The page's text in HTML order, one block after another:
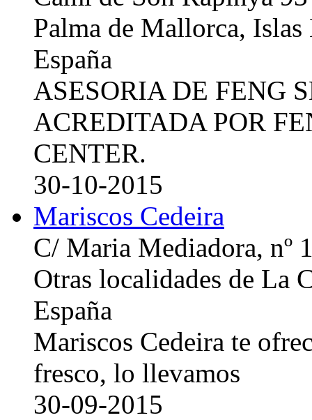
Palma de Mallorca, Islas
España
ASESORIA DE FENG
ACREDITADA POR
CENTER.
30-10-2015
Mariscos Cedeira
C/ Maria Mediadora, nº
Otras localidades de La
España
Mariscos Cedeira te
fresco, lo llevamos
30-09-2015